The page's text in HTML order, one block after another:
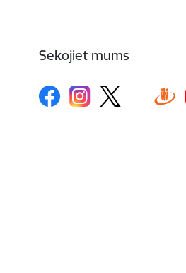
Sekojiet mums